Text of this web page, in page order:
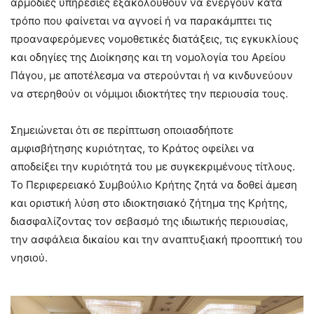
τρόπο που φαίνεται να αγνοεί ή να παρακάμπτει τις
προαναφερόμενες νομοθετικές διατάξεις, τις εγκυκλίους
και οδηγίες της Διοίκησης και τη νομολογία του Αρείου
Πάγου, με αποτέλεσμα να στερούνται ή να κινδυνεύουν
να στερηθούν οι νόμιμοι ιδιοκτήτες την περιουσία τους.
Σημειώνεται ότι σε περίπτωση οποιασδήποτε
αμφισβήτησης κυριότητας, το Κράτος οφείλει να
αποδείξει την κυριότητά του με συγκεκριμένους τίτλους.
Το Περιφερειακό Συμβούλιο Κρήτης ζητά να δοθεί άμεση
και οριστική λύση στο ιδιοκτησιακό ζήτημα της Κρήτης,
διασφαλίζοντας τον σεβασμό της ιδιωτικής περιουσίας,
την ασφάλεια δικαίου και την αναπτυξιακή προοπτική του
νησιού.